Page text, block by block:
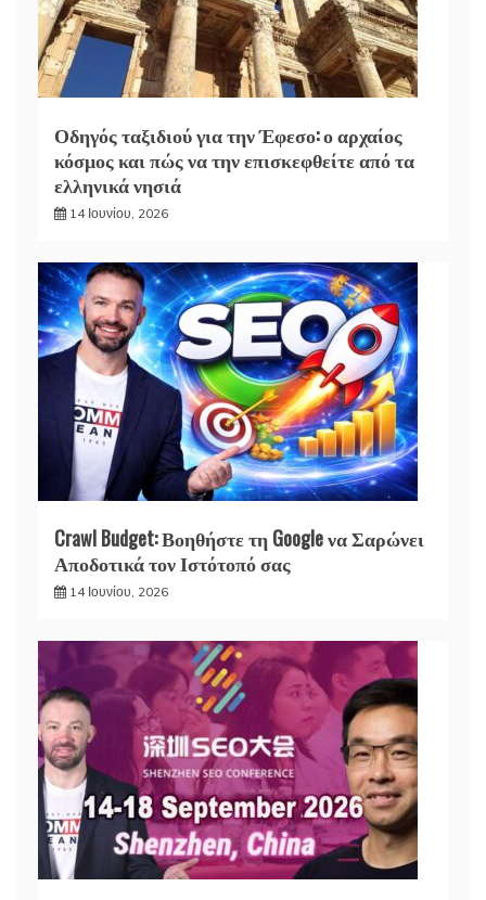
Οδηγός ταξιδιού για την Έφεσο: ο αρχαίος
κόσμος και πώς να την επισκεφθείτε από τα
ελληνικά νησιά
14 Ιουνίου, 2026
Crawl Budget: Βοηθήστε τη Google να Σαρώνει
Αποδοτικά τον Ιστότοπό σας
14 Ιουνίου, 2026